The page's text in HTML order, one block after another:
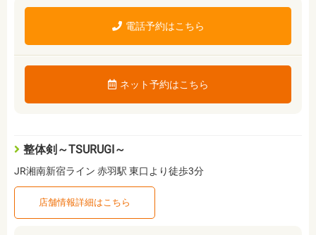
電話予約はこちら
ネット予約はこちら
整体剣～TSURUGI～
JR湘南新宿ライン 赤羽駅 東口より徒歩3分
店舗情報詳細はこちら